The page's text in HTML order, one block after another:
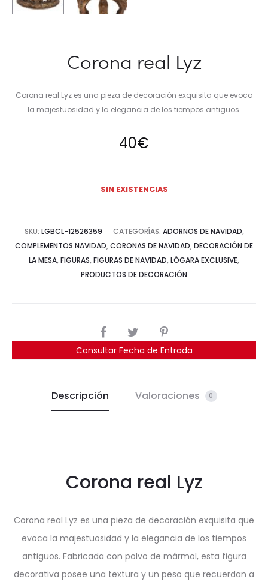
Consultar Fecha de Entrada
Corona real Lyz
Corona real Lyz es una pieza de decoración exquisita que evoca
la majestuosidad y la elegancia de los tiempos antiguos.
40€
SIN EXISTENCIAS
SKU: LGBCL-12526359 CATEGORÍAS: ADORNOS DE NAVIDAD,
COMPLEMENTOS NAVIDAD, CORONAS DE NAVIDAD, DECORACIÓN DE
LA MESA, FIGURAS, FIGURAS DE NAVIDAD, LÓGARA EXCLUSIVE,
PRODUCTOS DE DECORACIÓN
COMPARTIR
Descripción Valoraciones 0
Corona real Lyz
Corona real Lyz es una pieza de decoración exquisita que
evoca la majestuosidad y la elegancia de los tiempos
antiguos. Fabricada con polvo de mármol, esta figura
decorativa posee una textura y un peso que recuerdan a